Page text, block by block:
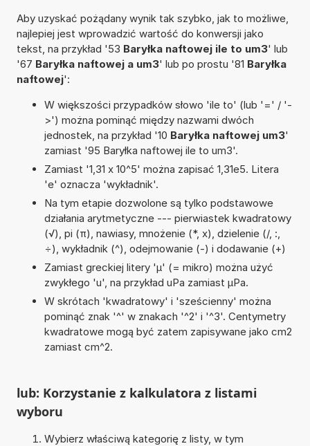
Aby uzyskać pożądany wynik tak szybko, jak to możliwe,
najlepiej jest wprowadzić wartość do konwersji jako
tekst, na przykład '53 Baryłka naftowej ile to um3' lub
'67 Baryłka naftowej a um3' lub po prostu '81 Baryłka
naftowej':
W większości przypadków słowo 'ile to' (lub '=' / '-
>') można pominąć między nazwami dwóch
jednostek, na przykład '10 Baryłka naftowej um3'
zamiast '95 Baryłka naftowej ile to um3'.
Zamiast '1,31 x 10^5' można zapisać 1,31e5. Litera
'e' oznacza 'wykładnik'.
Na tym etapie dozwolone są tylko podstawowe
działania arytmetyczne --- pierwiastek kwadratowy
(√), pi (π), nawiasy, mnożenie (*, x), dzielenie (/, :,
÷), wykładnik (^), odejmowanie (-) i dodawanie (+)
Zamiast greckiej litery 'µ' (= mikro) można użyć
zwykłego 'u', na przykład uPa zamiast µPa.
W skrótach 'kwadratowy' i 'sześcienny' można
pominąć znak '^' w znakach '^2' i '^3'. Centymetry
kwadratowe mogą być zatem zapisywane jako cm2
zamiast cm^2.
lub: Korzystanie z kalkulatora z listami
wyboru
Wybierz właściwą kategorię z listy, w tym